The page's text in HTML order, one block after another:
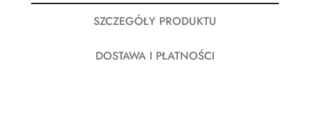
SZCZEGÓŁY PRODUKTU
DOSTAWA I PŁATNOŚCI